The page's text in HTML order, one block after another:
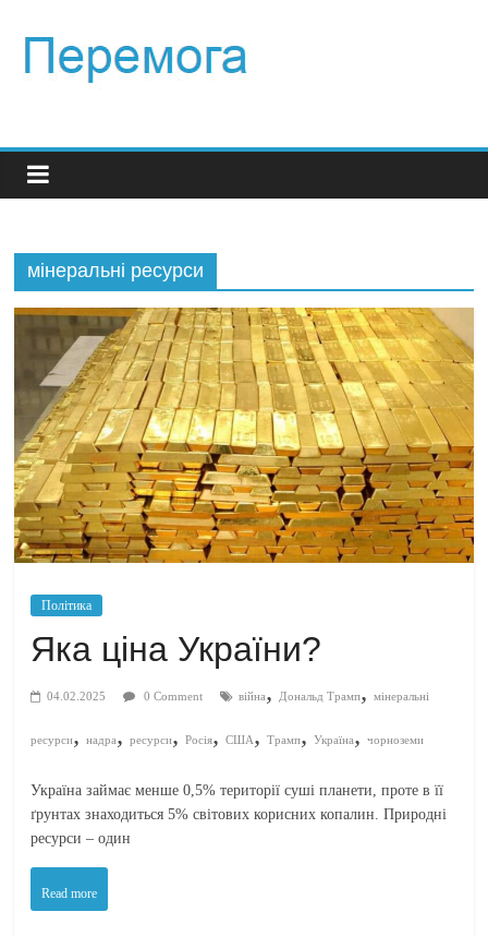
мінеральні ресурси
Політика
Яка ціна України?
04.02.2025 0 Comment війна, Дональд Трамп,мінеральні
ресурси,надра,ресурси,Росія,США,Трамп,Україна,чорноземи
Україна займає менше 0,5% території суші планети, проте в її
ґрунтах знаходиться 5% світових корисних копалин. Природні
ресурси – один
Read more